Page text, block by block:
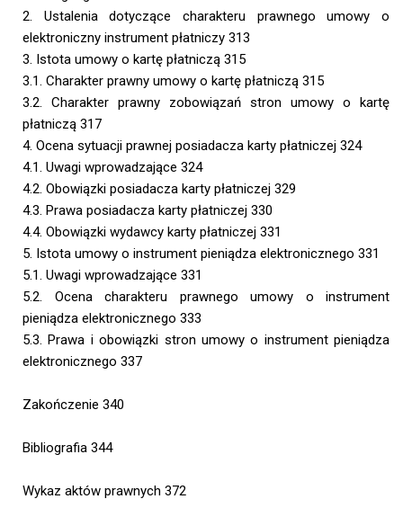
2. Ustalenia dotyczące charakteru prawnego umowy o
elektroniczny instrument płatniczy 313
3. Istota umowy o kartę płatniczą 315
3.1. Charakter prawny umowy o kartę płatniczą 315
3.2. Charakter prawny zobowiązań stron umowy o kartę
płatniczą 317
4. Ocena sytuacji prawnej posiadacza karty płatniczej 324
4.1. Uwagi wprowadzające 324
4.2. Obowiązki posiadacza karty płatniczej 329
4.3. Prawa posiadacza karty płatniczej 330
4.4. Obowiązki wydawcy karty płatniczej 331
5. Istota umowy o instrument pieniądza elektronicznego 331
5.1. Uwagi wprowadzające 331
5.2. Ocena charakteru prawnego umowy o instrument
pieniądza elektronicznego 333
5.3. Prawa i obowiązki stron umowy o instrument pieniądza
elektronicznego 337
Zakończenie 340
Bibliografia 344
Wykaz aktów prawnych 372